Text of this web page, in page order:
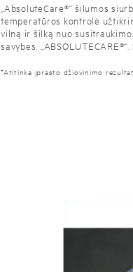
„AbsoluteCare®“ šilumos
temperatūros kontrolė
vilną ir šilką nuo
savybes.
*Atitinka įprasto džiovinimo